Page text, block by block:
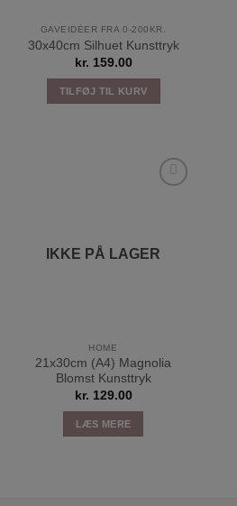
GAVEIDÉER FRA 0-200KR.
30x40cm Silhuet Kunsttryk
kr. 159.00
TILFØJ TIL KURV
IKKE PÅ LAGER
HOME
21x30cm (A4) Magnolia
Blomst Kunsttryk
kr. 129.00
LÆS MERE